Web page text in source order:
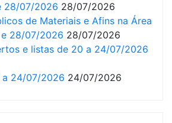
28/07/2026 28/07/2026
de Materiais e Afins na Área
28/07/2026 28/07/2026
e listas de 20 a 24/07/2026
24/07/2026 24/07/2026